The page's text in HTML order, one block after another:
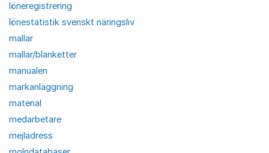
löneregistrering
lönestatistik svenskt näringsliv
mallar
mallar/blanketter
manualen
markanläggning
material
medarbetare
mejladress